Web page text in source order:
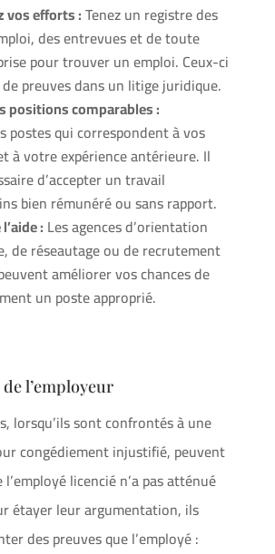
vos efforts :Tenez un registre des
des entrevues et de toute
pour trouver un emploi. Ceux-ci
preuves dans un litige juridique.
positions comparables :
postes qui correspondent à vos
à votre expérience antérieure. Il
d’accepter un travail
bien rémunéré ou sans rapport.
: Les agences d’orientation
de réseautage ou de recrutement
améliorer vos chances de
un poste approprié.
l’employeur
lorsqu’ils sont confrontés à une
congédiement injustifié, peuvent
licencié n’a pas atténué
étayer leur argumentation, ils
des preuves que l’employé :